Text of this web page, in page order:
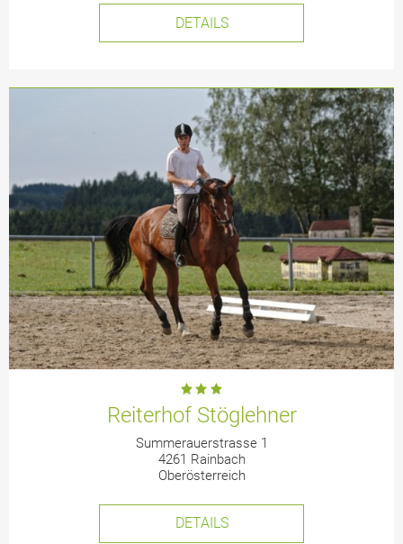
DETAILS
Reiterhof Stöglehner
Summerauerstrasse 1
4261 Rainbach
Oberösterreich
DETAILS